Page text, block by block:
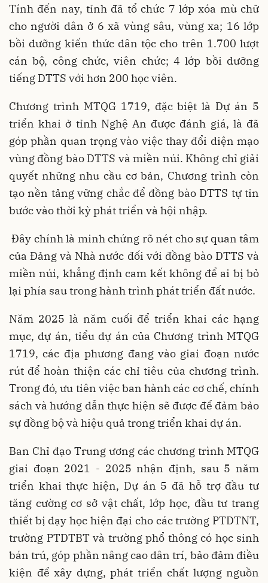
Tính đến nay, tỉnh đã tổ chức 7 lớp xóa mù chữ
cho người dân ở 6 xã vùng sâu, vùng xa; 16 lớp
bồi dưỡng kiến thức dân tộc cho trên 1.700 lượt
cán bộ, công chức, viên chức; 4 lớp bồi dưỡng
tiếng DTTS với hơn 200 học viên.
Chương trình MTQG 1719, đặc biệt là Dự án 5
triển khai ở tỉnh Nghệ An được đánh giá, là đã
góp phần quan trọng vào việc thay đổi diện mạo
vùng đồng bào DTTS và miền núi. Không chỉ giải
quyết những nhu cầu cơ bản, Chương trình còn
tạo nền tảng vững chắc để đồng bào DTTS tự tin
bước vào thời kỳ phát triển và hội nhập.
Đây chính là minh chứng rõ nét cho sự quan tâm
của Đảng và Nhà nước đối với đồng bào DTTS và
miền núi, khẳng định cam kết không để ai bị bỏ
lại phía sau trong hành trình phát triển đất nước.
Năm 2025 là năm cuối để triển khai các hạng
mục, dự án, tiểu dự án của Chương trình MTQG
1719, các địa phương đang vào giai đoạn nước
rút để hoàn thiện các chỉ tiêu của chương trình.
Trong đó, ưu tiên việc ban hành các cơ chế, chính
sách và hướng dẫn thực hiện sẽ được để đảm bảo
sự đồng bộ và hiệu quả trong triển khai dự án.
Ban Chỉ đạo Trung ương các chương trình MTQG
giai đoạn 2021 - 2025 nhận định, sau 5 năm
triển khai thực hiện, Dự án 5 đã hỗ trợ đầu tư
tăng cường cơ sở vật chất, lớp học, đầu tư trang
thiết bị dạy học hiện đại cho các trường PTDTNT,
trường PTDTBT và trường phổ thông có học sinh
bán trú, góp phần nâng cao dân trí, bảo đảm điều
kiện để xây dựng, phát triển chất lượng nguồn